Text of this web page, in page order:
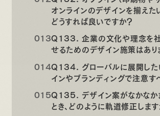
オンラインのデザインを揃えた
どうすれば良いですか？
Q133. 企業の文化や理念を
せるためのデザイン施策はあり
Q134. グローバルに展開した
インやブランディングで注意す
Q135. デザイン案がなかなか
とき、どのように軌道修正しま